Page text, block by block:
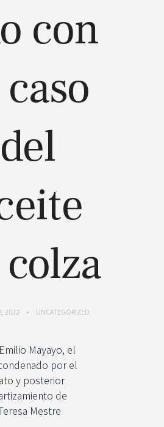
con
del
2022 UNCATEGORIZED
Mayayo, el
por el
y posterior
de
Mestre